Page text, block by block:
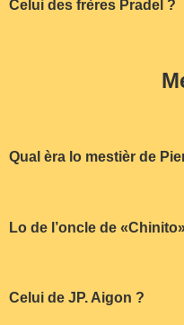
Celui des frères Pradel ?
Qual èra lo mestièr de
Lo de l’oncle de
Celui de JP. Aigon ?